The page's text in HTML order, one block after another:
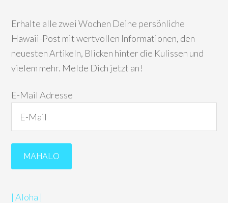
Erhalte alle zwei Wochen Deine persönliche
Hawaii-Post mit wertvollen Informationen, den
neuesten Artikeln, Blicken hinter die Kulissen und
vielem mehr. Melde Dich jetzt an!
E-Mail Adresse
| Aloha |